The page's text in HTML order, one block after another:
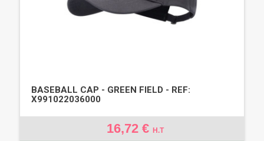
BASEBALL CAP - GREEN FIELD - REF:
X991022036000
16,72 € H.T